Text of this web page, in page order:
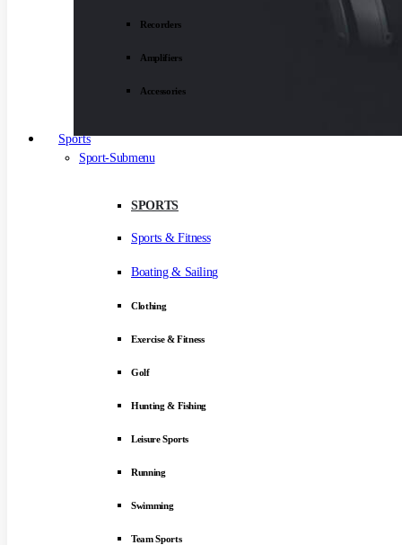
Recorders
Amplifiers
Accessories
Sports
Sport-Submenu
SPORTS
Sports & Fitness
Boating & Sailing
Clothing
Exercise & Fitness
Golf
Hunting & Fishing
Leisure Sports
Running
Swimming
Team Sports